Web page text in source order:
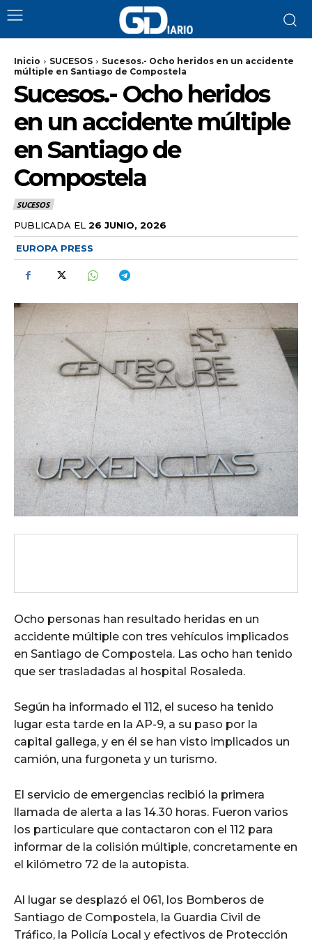
Inicio SUCESOS
Sucesos.- Ocho heridos en un accidente
múltiple en Santiago de Compostela
Sucesos.- Ocho heridos
en un accidente múltiple
en Santiago de
Compostela
SUCESOS
PUBLICADA EL 26 JUNIO, 2026
EUROPA PRESS
Ocho personas han resultado heridas en un
accidente múltiple con tres vehículos implicados
en Santiago de Compostela. Las ocho han tenido
que ser trasladadas al hospital Rosaleda.
Según ha informado el 112, el suceso ha tenido
lugar esta tarde en la AP-9, a su paso por la
capital gallega, y en él se han visto implicados un
camión, una furgoneta y un turismo.
El servicio de emergencias recibió la primera
llamada de alerta a las 14.30 horas. Fueron varios
los particulare que contactaron con el 112 para
informar de la colisión múltiple, concretamente en
el kilómetro 72 de la autopista.
Al lugar se desplazó el 061, los Bomberos de
Santiago de Compostela, la Guardia Civil de
Tráfico, la Policía Local y efectivos de Protección